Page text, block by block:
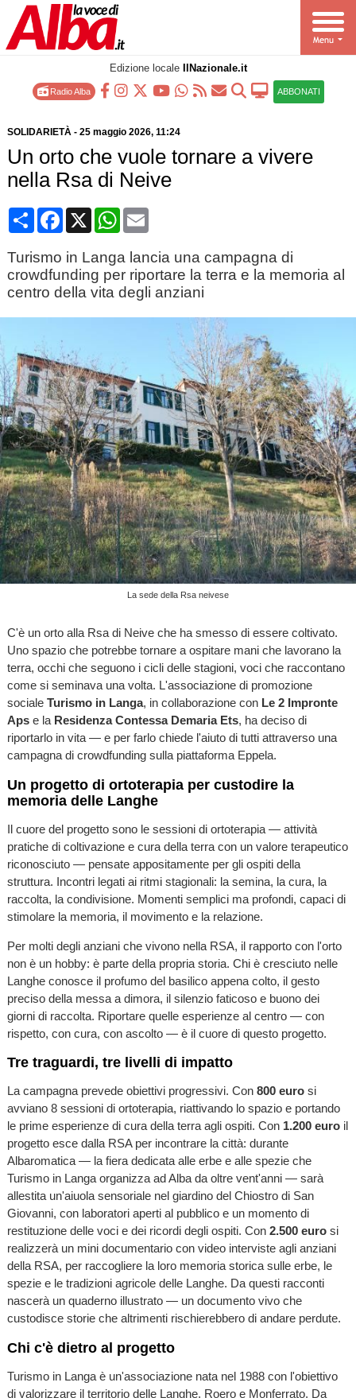
Edizione locale IlNazionale.it
Radio Alba ABBONATI
SOLIDARIETÀ- 25 maggio 2026, 11:24
Un orto che vuole tornare a vivere
nella Rsa di Neive
CondividiFacebook
X WhatsApp
Email
Turismo in Langa lancia una campagna di
crowdfunding per riportare la terra e la memoria al
centro della vita degli anziani
La sede della Rsa neivese
C'è un orto alla Rsa di Neive che ha smesso di essere coltivato.
Uno spazio che potrebbe tornare a ospitare mani che lavorano la
terra, occhi che seguono i cicli delle stagioni, voci che raccontano
come si seminava una volta. L'associazione di promozione
sociale Turismo in Langa, in collaborazione con Le 2 Impronte
Aps e la Residenza Contessa Demaria Ets, ha deciso di
riportarlo in vita — e per farlo chiede l'aiuto di tutti attraverso una
campagna di crowdfunding sulla piattaforma Eppela.
Un progetto di ortoterapia per custodire la
memoria delle Langhe
Il cuore del progetto sono le sessioni di ortoterapia — attività
pratiche di coltivazione e cura della terra con un valore terapeutico
riconosciuto — pensate appositamente per gli ospiti della
struttura. Incontri legati ai ritmi stagionali: la semina, la cura, la
raccolta, la condivisione. Momenti semplici ma profondi, capaci di
stimolare la memoria, il movimento e la relazione.
Per molti degli anziani che vivono nella RSA, il rapporto con l'orto
non è un hobby: è parte della propria storia. Chi è cresciuto nelle
Langhe conosce il profumo del basilico appena colto, il gesto
preciso della messa a dimora, il silenzio faticoso e buono dei
giorni di raccolta. Riportare quelle esperienze al centro — con
rispetto, con cura, con ascolto — è il cuore di questo progetto.
Tre traguardi, tre livelli di impatto
La campagna prevede obiettivi progressivi. Con 800 eurosi
avviano 8 sessioni di ortoterapia, riattivando lo spazio e portando
le prime esperienze di cura della terra agli ospiti. Con 1.200 euroil
progetto esce dalla RSA per incontrare la città: durante
Albaromatica — la fiera dedicata alle erbe e alle spezie che
Turismo in Langa organizza ad Alba da oltre vent'anni — sarà
allestita un'aiuola sensoriale nel giardino del Chiostro di San
Giovanni, con laboratori aperti al pubblico e un momento di
restituzione delle voci e dei ricordi degli ospiti. Con 2.500 eurosi
realizzerà un mini documentario con video interviste agli anziani
della RSA, per raccogliere la loro memoria storica sulle erbe, le
spezie e le tradizioni agricole delle Langhe. Da questi racconti
nascerà un quaderno illustrato — un documento vivo che
custodisce storie che altrimenti rischierebbero di andare perdute.
Chi c'è dietro al progetto
Turismo in Langa è un'associazione nata nel 1988 con l'obiettivo
di valorizzare il territorio delle Langhe, Roero e Monferrato. Da